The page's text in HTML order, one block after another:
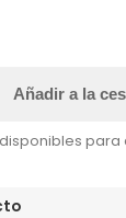
Añadir a la
para